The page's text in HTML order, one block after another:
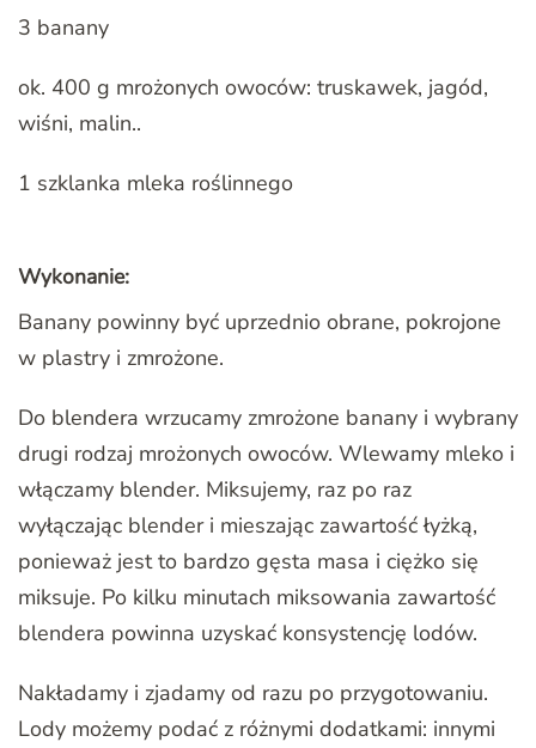
3 banany
ok. 400 g mrożonych owoców: truskawek, jagód,
wiśni, malin..
1 szklanka mleka roślinnego
Wykonanie:
Banany powinny być uprzednio obrane, pokrojone
w plastry i zmrożone.
Do blendera wrzucamy zmrożone banany i wybrany
drugi rodzaj mrożonych owoców. Wlewamy mleko i
włączamy blender. Miksujemy, raz po raz
wyłączając blender i mieszając zawartość łyżką,
ponieważ jest to bardzo gęsta masa i ciężko się
miksuje. Po kilku minutach miksowania zawartość
blendera powinna uzyskać konsystencję lodów.
Nakładamy i zjadamy od razu po przygotowaniu.
Lody możemy podać z różnymi dodatkami: innymi